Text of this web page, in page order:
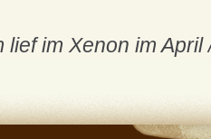
lief im Xenon im